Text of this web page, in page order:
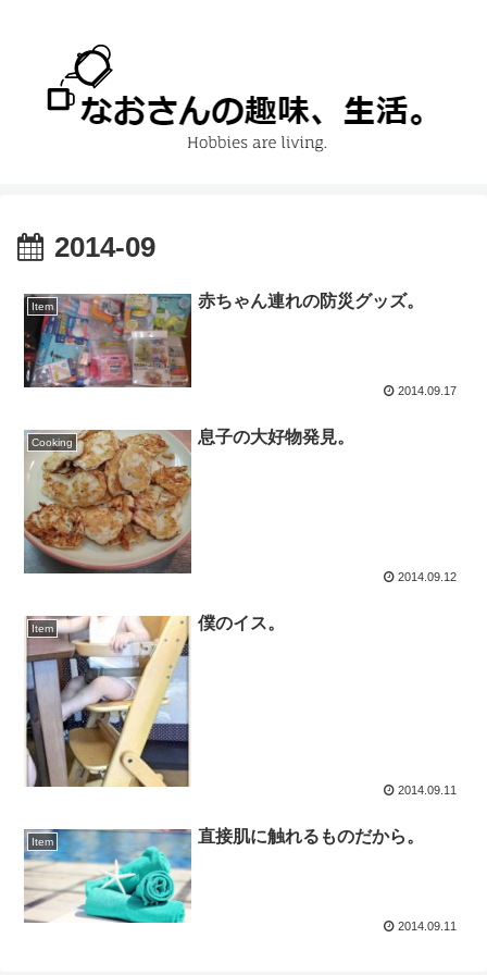
2014-09
Item 赤ちゃん連れの防災グッズ。
2014.09.17
Cooking 息子の大好物発見。
2014.09.12
Item 僕のイス。
2014.09.11
Item 直接肌に触れるものだから。
2014.09.11